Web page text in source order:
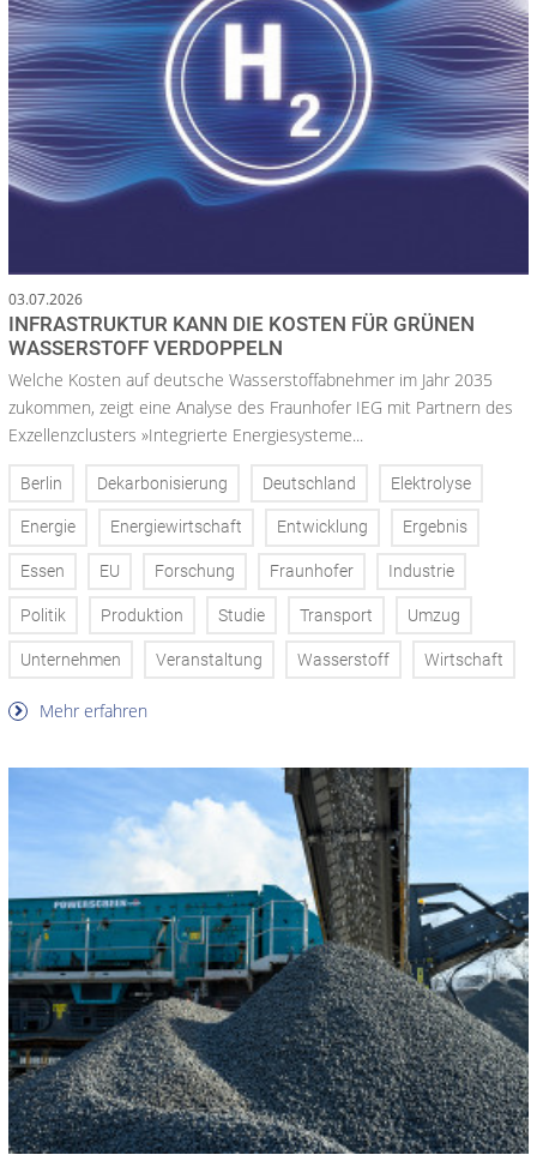
03.07.2026
INFRASTRUKTUR KANN DIE KOSTEN FÜR GRÜNEN
WASSERSTOFF VERDOPPELN
Welche Kosten auf deutsche Wasserstoffabnehmer im Jahr 2035
zukommen, zeigt eine Analyse des Fraunhofer IEG mit Partnern des
Exzellenzclusters »Integrierte Energiesysteme...
Berlin Dekarbonisierung Deutschland Elektrolyse
Energie Energiewirtschaft Entwicklung Ergebnis
Essen EU Forschung Fraunhofer Industrie
Politik Produktion Studie Transport Umzug
Unternehmen Veranstaltung Wasserstoff Wirtschaft
Mehr erfahren